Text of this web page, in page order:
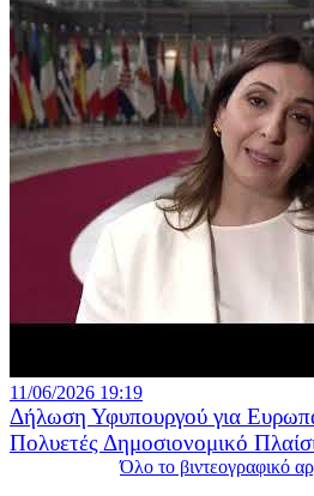
11/06/2026 19:19
Δήλωση Υφυπουργού για
Πολυετές Δημοσιονομικό
Όλο το βιντεογραφικό